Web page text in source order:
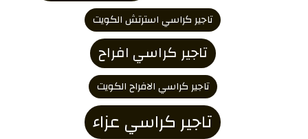
تاجير كراسي استرتش الكويت
تاجير كراسي افراح
تاجير كراسي الافراح الكويت
تاجير كراسي عزاء